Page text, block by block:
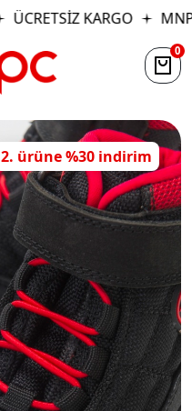
ÜCRETSİZ KARGO
0
2. ürüne %30 indirim